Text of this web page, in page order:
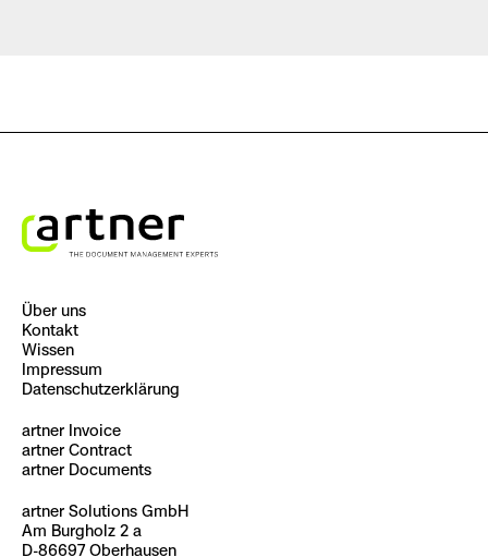
Über uns
Kontakt
Wissen
Impressum
Datenschutzerklärung
artner Invoice
artner Contract
artner Documents
artner Solutions GmbH
Am Burgholz 2 a
D-86697 Oberhausen